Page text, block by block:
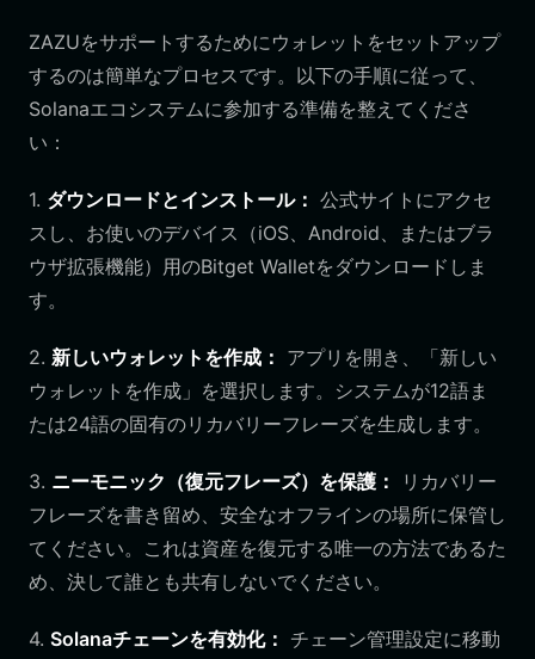
ZAZUをサポートするためにウォレットをセットアップ
するのは簡単なプロセスです。以下の手順に従って、
Solanaエコシステムに参加する準備を整えてくださ
い：
1. ダウンロードとインストール： 公式サイトにアクセ
スし、お使いのデバイス（iOS、Android、またはブラ
ウザ拡張機能）用のBitget Walletをダウンロードしま
す。
2. 新しいウォレットを作成： アプリを開き、「新しい
ウォレットを作成」を選択します。システムが12語ま
たは24語の固有のリカバリーフレーズを生成します。
3. ニーモニック（復元フレーズ）を保護：
リカバリー
フレーズを書き留め、安全なオフラインの場所に保管し
てください。これは資産を復元する唯一の方法であるた
め、決して誰とも共有しないでください。
4. Solanaチェーンを有効化： チェーン管理設定に移動